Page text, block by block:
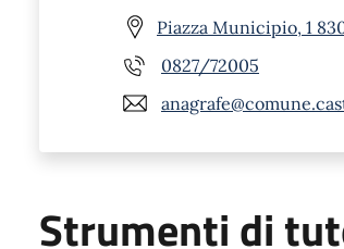
Piazza Municipio, 1
0827/72005
Strumenti di